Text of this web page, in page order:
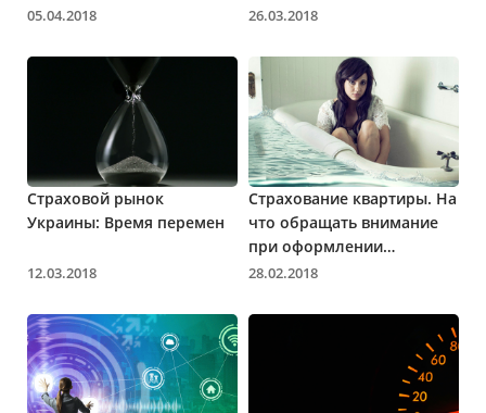
05.04.2018
страховщиков?
26.03.2018
Страховой рынок
Украины: Время перемен
12.03.2018
Страхование квартиры. На
что обращать внимание
при оформлении
страховки?
28.02.2018